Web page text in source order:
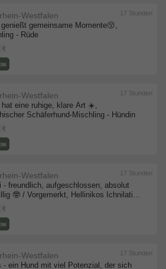
gemeinsame Momente😚,
- Rüde
Westfalen
€
17 Stunden
hat eine ruhige, klare Art ☀️,
Schäferhund-Mischling - Hündin
Westfalen
€
17 Stunden
- freundlich, aufgeschlossen, absolut
🤓 / Vorgemerkt, Hellinikos Ichnilatis-
- Rüde
Westfalen
€
17 Stunden
- ein Hund mit viel Potenzial, der sich
Westfalen 17 Stunden